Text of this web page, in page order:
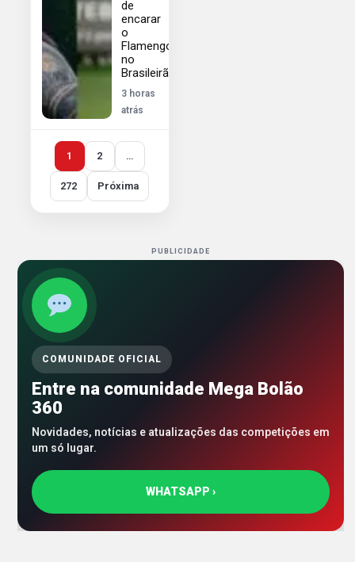
de
encarar
o
Flamengo
no
Brasileirão
3 horas
atrás
1 2 …
272 Próxima
PUBLICIDADE
COMUNIDADE OFICIAL
Entre na comunidade Mega Bolão
360
Novidades, notícias e atualizações das competições em
um só lugar.
WHATSAPP ›